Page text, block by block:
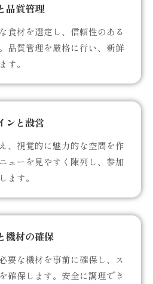
品質管理
食材を選定し、信頼性のある
品質管理を厳格に行い、新鮮
す。
ンと設営
、視覚的に魅力的な空間を作
ューを見やすく陳列し、参加
ます。
機材の確保
要な機材を事前に確保し、ス
確保します。安全に調理でき